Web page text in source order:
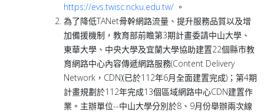
https://evs.twisc.ncku.edu.tw/ 。
為了降低TANet骨幹網路流量、提升服務品質以及增
加備援機制，教育部前瞻第3期計畫委請中山大學、
東華大學、中央大學及宜蘭大學協助建置22個縣市教
育網路中心內容傳遞網路服務(Content Delivery
Network，CDN)(已於112年6月全面建置完成)；第4期
計畫規劃於112年完成13個區域網路中心CDN建置作
業。主辦單位--中山大學分別於8、9月份舉辦兩次線